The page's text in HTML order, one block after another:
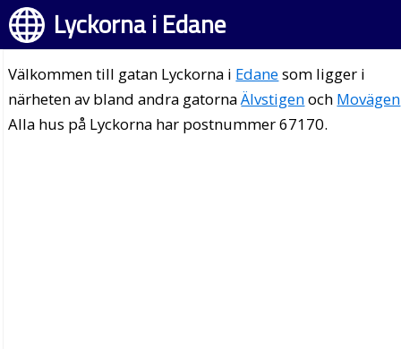
Lyckorna i Edane
Välkommen till gatan Lyckorna i Edanesom ligger i
närheten av bland andra gatornaÄlvstigenoch Movägen
Alla hus på Lyckorna har postnummer 67170.